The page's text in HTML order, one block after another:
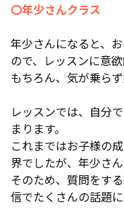
〇年少さんクラス
年少さんになると、
ので、レッスンに意欲
もちろん、気が乗ら
レッスンでは、自分
まります。
これまではお子様の
界でしたが、年少さ
そのため、質問をす
信でたくさんの話題